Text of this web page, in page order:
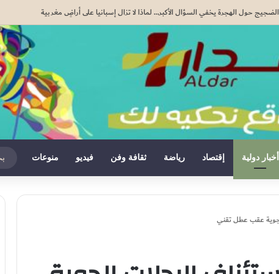
القاصرين غير المرفوقين مسألة مبدأ قائمة على التعليمات الملكية السامية (مصدر
أخبار دولية إقتصاد رياضة ثقافة وفن فيديو منوعات
عقب عطل تقني